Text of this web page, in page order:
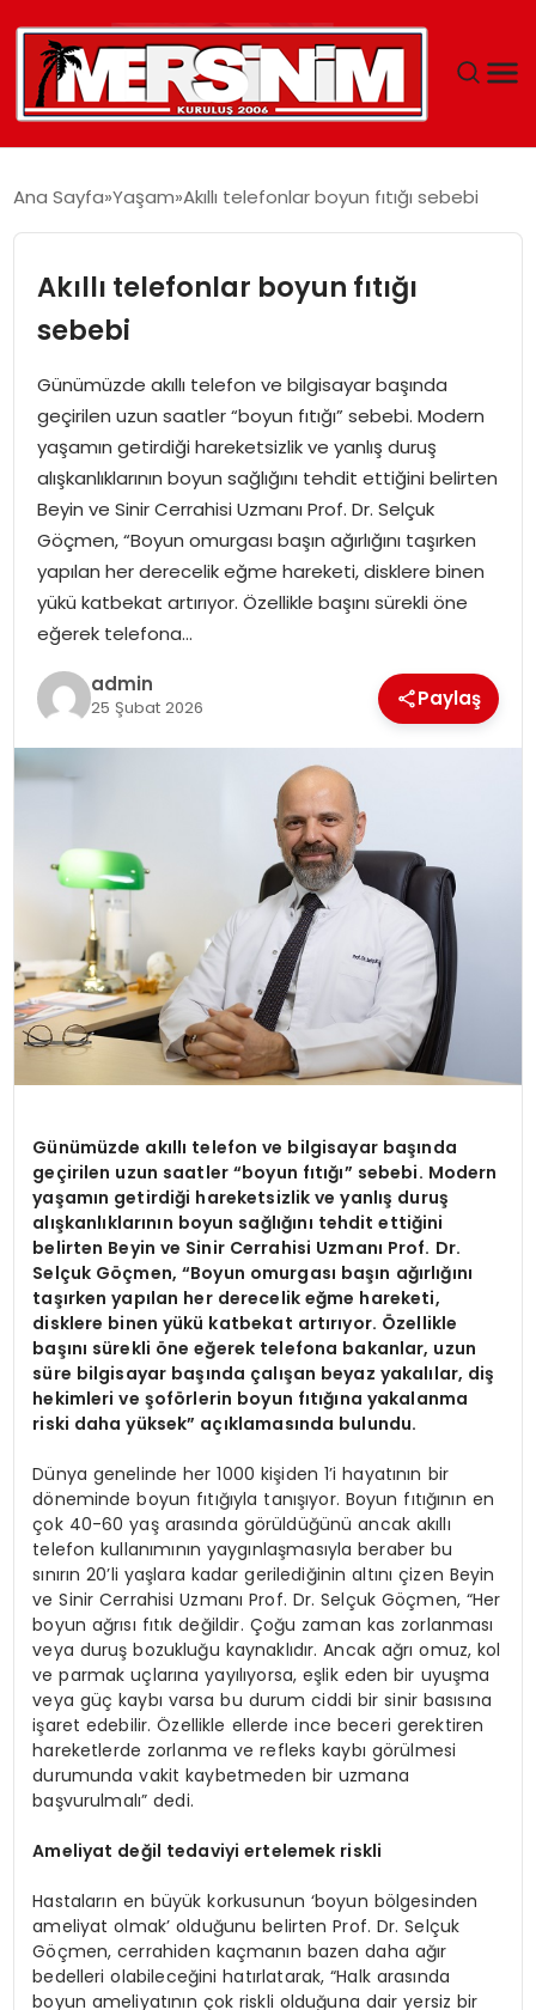
YAŞAM
GÜNCEL
EĞITIM
SPOR
EKONOMI
MAGAZIN
DÜNYA
Ana Sayfa Yaşam Akıllı telefonlar boyun fıtığı sebebi
Akıllı telefonlar boyun fıtığı
sebebi
Günümüzde akıllı telefon ve bilgisayar başında
geçirilen uzun saatler “boyun fıtığı” sebebi. Modern
yaşamın getirdiği hareketsizlik ve yanlış duruş
alışkanlıklarının boyun sağlığını tehdit ettiğini belirten
Beyin ve Sinir Cerrahisi Uzmanı Prof. Dr. Selçuk
Göçmen, “Boyun omurgası başın ağırlığını taşırken
yapılan her derecelik eğme hareketi, disklere binen
yükü katbekat artırıyor. Özellikle başını sürekli öne
eğerek telefona…
admin
25 Şubat 2026 Paylaş
Günümüzde akıllı telefon ve bilgisayar başında
geçirilen uzun saatler “boyun fıtığı” sebebi. Modern
yaşamın getirdiği hareketsizlik ve yanlış duruş
alışkanlıklarının boyun sağlığını tehdit ettiğini
belirten Beyin ve Sinir Cerrahisi Uzmanı Prof. Dr.
Selçuk Göçmen, “Boyun omurgası başın ağırlığını
taşırken yapılan her derecelik eğme hareketi,
disklere binen yükü katbekat artırıyor. Özellikle
başını sürekli öne eğerek telefona bakanlar, uzun
süre bilgisayar başında çalışan beyaz yakalılar, diş
hekimleri ve şoförlerin boyun fıtığına yakalanma
riski daha yüksek” açıklamasında bulundu.
Dünya genelinde her 1000 kişiden 1’i hayatının bir
döneminde boyun fıtığıyla tanışıyor. Boyun fıtığının en
çok 40-60 yaş arasında görüldüğünü ancak akıllı
telefon kullanımının yaygınlaşmasıyla beraber bu
sınırın 20’li yaşlara kadar gerilediğinin altını çizen Beyin
ve Sinir Cerrahisi Uzmanı Prof. Dr. Selçuk Göçmen, “Her
boyun ağrısı fıtık değildir. Çoğu zaman kas zorlanması
veya duruş bozukluğu kaynaklıdır. Ancak ağrı omuz, kol
ve parmak uçlarına yayılıyorsa, eşlik eden bir uyuşma
veya güç kaybı varsa bu durum ciddi bir sinir basısına
işaret edebilir. Özellikle ellerde ince beceri gerektiren
hareketlerde zorlanma ve refleks kaybı görülmesi
durumunda vakit kaybetmeden bir uzmana
başvurulmalı” dedi.
Ameliyat değil tedaviyi ertelemek riskli
Hastaların en büyük korkusunun ‘boyun bölgesinden
ameliyat olmak’ olduğunu belirten Prof. Dr. Selçuk
Göçmen, cerrahiden kaçmanın bazen daha ağır
bedelleri olabileceğini hatırlatarak, “Halk arasında
boyun ameliyatının çok riskli olduğuna dair yersiz bir